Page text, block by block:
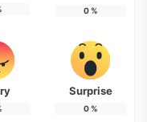
0%
Surprise
0%